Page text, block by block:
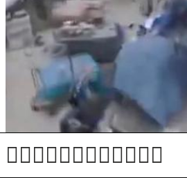
Potres med operacijo: kirurgi
zaščitili pacienta #video